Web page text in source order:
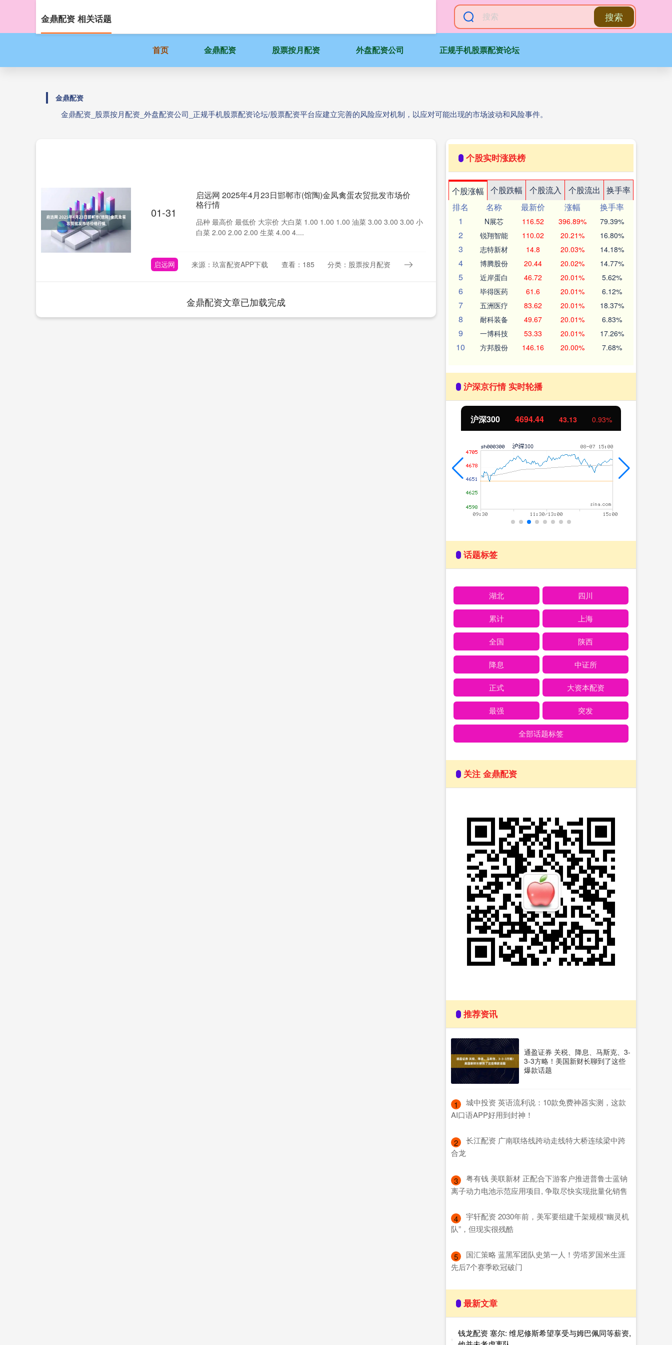
搜索
首页 金鼎配资 股票按月配资 外盘配资公司 正规手机股票配资论坛
金鼎配资
金鼎配资_股票按月配资_外盘配资公司_正规手机股票配资论坛/股票配资平台应建立完善的风险应对机制，以应对可能出现的市场波动和风险事件。
金鼎配资 相关话题
01-31
启远网 2025年4月23日邯郸市(馆陶)金凤禽蛋农贸批发市场价
格行情
品种 最高价 最低价 大宗价 大白菜 1.00 1.00 1.00 油菜 3.00 3.00 3.00 小
白菜 2.00 2.00 2.00 生菜 4.00 4....
启远网 来源：玖富配资APP下载 查看：185 分类：股票按月配资
金鼎配资文章已加载完成
个股实时涨跌榜
个股涨幅 个股跌幅 个股流入 个股流出
换手率
排名
名称 最新价 涨幅
换手率
1
N展芯 116.52 396.89% 79.39%
2 锐翔智能 110.02 20.21% 16.80%
3 志特新材 14.8 20.03% 14.18%
4 博腾股份 20.44 20.02% 14.77%
5 近岸蛋白 46.72 20.01% 5.62%
6 毕得医药 61.6 20.01% 6.12%
7 五洲医疗 83.62 20.01% 18.37%
8 耐科装备 49.67 20.01% 6.83%
9 一博科技 53.33 20.01% 17.26%
10 方邦股份 146.16 20.00% 7.68%
沪深京行情 实时轮播
沪深300 4694.44 43.13 0.93%
话题标签
湖北 四川
累计 上海
全国 陕西
降息 中证所
正式 大资本配资
最强 突发
全部话题标签
关注 金鼎配资
推荐资讯
通盈证券 关税、降息、马斯克、3-
3-3方略！美国新财长聊到了这些
爆款话题
1
​城中投资 英语流利说：10款免费神器实测，这款
AI口语APP好用到封神！
2
​长江配资 广南联络线跨动走线特大桥连续梁中跨
合龙
3
​粤有钱 美联新材 正配合下游客户推进普鲁士蓝钠
离子动力电池示范应用项目, 争取尽快实现批量化销售
4
​宇轩配资 2030年前，美军要组建千架规模“幽灵机
队”，但现实很残酷
5
​国汇策略 蓝黑军团队史第一人！劳塔罗国米生涯
先后7个赛季欧冠破门
最新文章
钱龙配资 塞尔: 维尼修斯希望享受与姆巴佩同等薪资,